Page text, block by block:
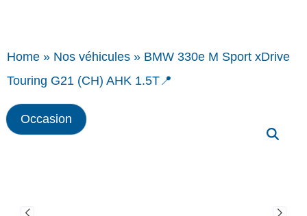
Home » Nos véhicules » BMW 330e M Sport xDrive
Touring G21 (CH) AHK 1.5T📍
Occasion